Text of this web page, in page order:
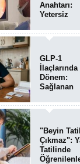
Anahtarı:
Yetersiz
Temizliği
Poliplerin
Kaçmasına
Neden
GLP-1
Dönem:
Sağlanan
Yalnızca
Kaybıyla
"Beyin
Çıkmaz":
Tatilinde